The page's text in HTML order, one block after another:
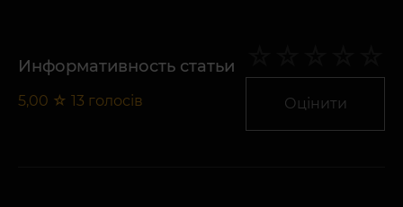
Информативность статьи
5,00 ☆ 13 голосів Оцінити